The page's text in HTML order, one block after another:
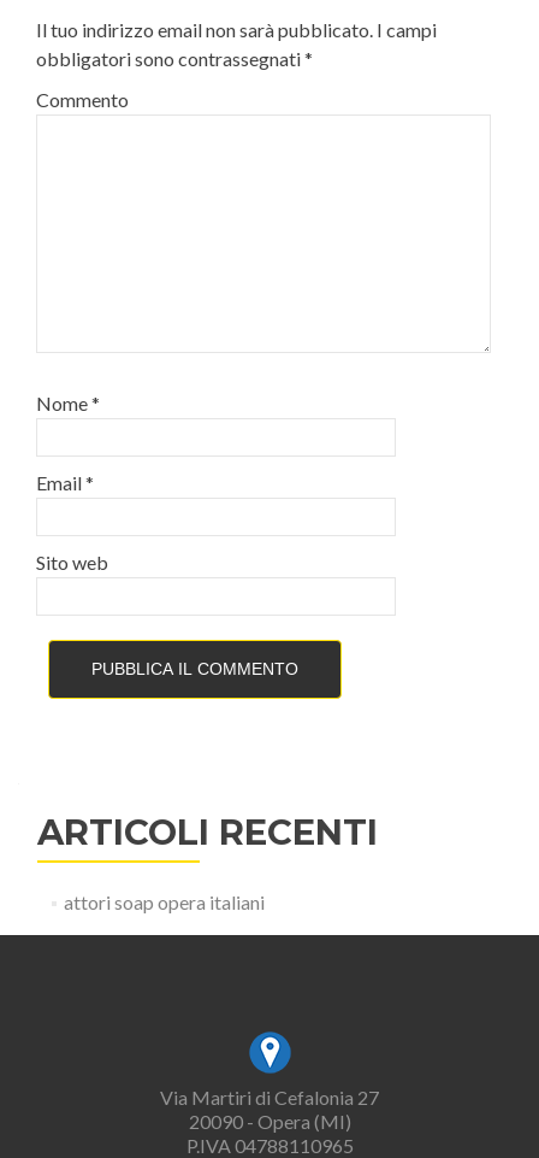
Il tuo indirizzo email non sarà pubblicato. I campi
obbligatori sono contrassegnati*
Commento
Nome*
Email*
Sito web
ARTICOLI RECENTI
attori soap opera italiani
Via Martiri di Cefalonia 27
20090 - Opera (MI)
P.IVA 04788110965